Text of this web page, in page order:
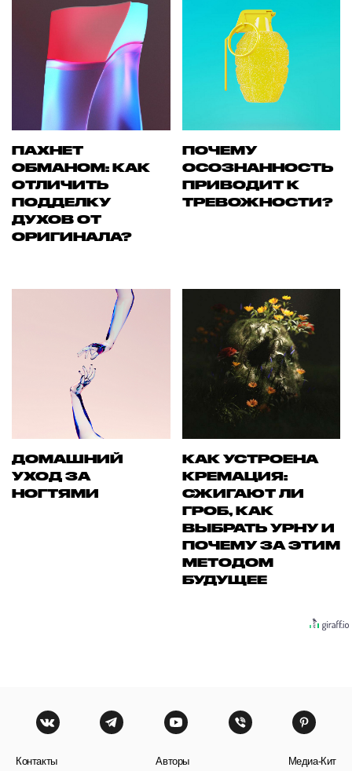
ПАХНЕТ
ОБМАНОМ: КАК
ОТЛИЧИТЬ
ПОДДЕЛКУ
ДУХОВ ОТ
ОРИГИНАЛА?
ПОЧЕМУ
ОСОЗНАННОСТЬ
ПРИВОДИТ К
ТРЕВОЖНОСТИ?
ДОМАШНИЙ
УХОД ЗА
НОГТЯМИ
КАК УСТРОЕНА
КРЕМАЦИЯ:
СЖИГАЮТ ЛИ
ГРОБ, КАК
ВЫБРАТЬ УРНУ И
ПОЧЕМУ ЗА ЭТИМ
МЕТОДОМ
БУДУЩЕЕ
Контакты Авторы Медиа-Кит